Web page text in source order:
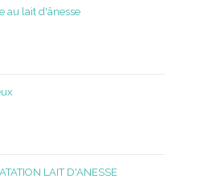
au lait d'ânesse
LAIT D'ANESSE